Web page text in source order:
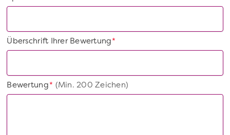
*
Überschrift Ihrer Bewertung
*
Bewertung(Min. 200 Zeichen)